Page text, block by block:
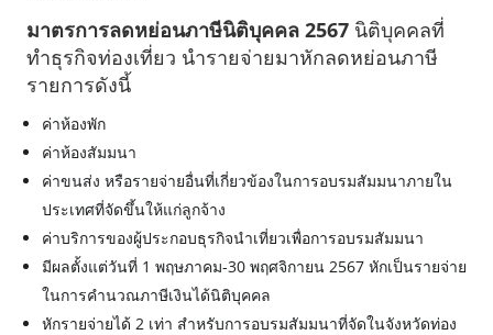
มาตรการลดหย่อนภาษีนิติบุคคล 2567 นิติบุคคลที่
ทำธุรกิจท่องเที่ยว นำรายจ่ายมาหักลดหย่อนภาษี
รายการดังนี้
ค่าห้องพัก
ค่าห้องสัมมนา
ค่าขนส่ง หรือรายจ่ายอื่นที่เกี่ยวข้องในการอบรมสัมมนาภายใน
ประเทศที่จัดขึ้นให้แก่ลูกจ้าง
ค่าบริการของผู้ประกอบธุรกิจนำเที่ยวเพื่อการอบรมสัมมนา
มีผลตั้งแต่วันที่ 1 พฤษภาคม-30 พฤศจิกายน 2567 หักเป็นรายจ่าย
ในการคำนวณภาษีเงินได้นิติบุคคล
หักรายจ่ายได้ 2 เท่า สำหรับการอบรมสัมมนาที่จัดในจังหวัดท่อง